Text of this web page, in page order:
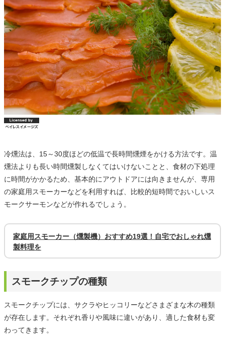
冷燻法は、15～30度ほどの低温で長時間燻煙をかける方法です。温
燻法よりも長い時間燻製しなくてはいけないことと、食材の下処理
に時間がかかるため、基本的にアウトドアには向きませんが、専用
の家庭用スモーカーなどを利用すれば、比較的短時間でおいしいス
モークサーモンなどが作れるでしょう。
家庭用スモーカー（燻製機）おすすめ19選！自宅でおしゃれ燻
製料理を
スモークチップの種類
スモークチップには、サクラやヒッコリーなどさまざまな木の種類
が存在します。それぞれ香りや風味に違いがあり、適した食材も変
わってきます。